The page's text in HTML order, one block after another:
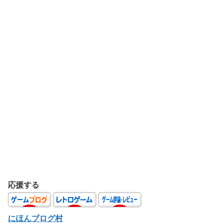
応援する
にほんブログ村